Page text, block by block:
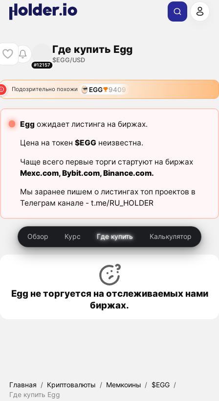
#12157
Где купить Egg
$EGG/USD
Подозрительно похожи EGG 9409
Egg ожидает листинга на биржах.
Цена на токен $EGGнеизвестна.
Чаще всего первые торги стартуют на биржах
Mexc.com,Bybit.com,Binance.com.
Мы заранее пишем о листингах топ проектов в
Телеграм канале - t.me/RU_HOLDER
Обзор Курс Где купить Калькулятор
Egg не торгуется на отслеживаемых нами
биржах.
Главная / Криптовалюты / Мемкоины / $EGG /
Где купить Egg